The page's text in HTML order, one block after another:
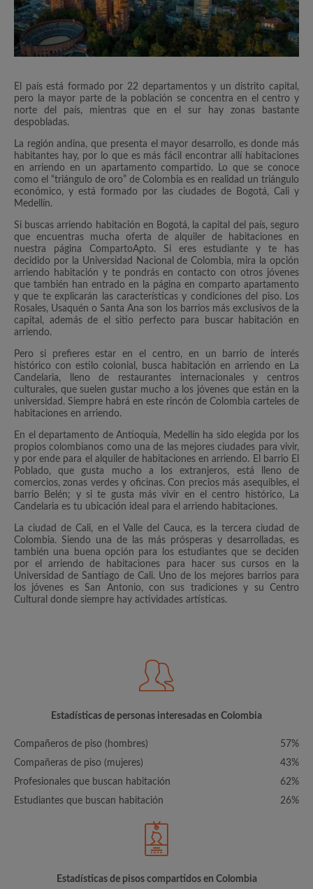
El país está formado por 22 departamentos y un distrito capital,
pero la mayor parte de la población se concentra en el centro y
norte del país, mientras que en el sur hay zonas bastante
despobladas.
La región andina, que presenta el mayor desarrollo, es donde más
habitantes hay, por lo que es más fácil encontrar allí habitaciones
en arriendo en un apartamento compartido. Lo que se conoce
como el “triángulo de oro” de Colombia es en realidad un triángulo
económico, y está formado por las ciudades de Bogotá, Cali y
Medellín.
Si buscas arriendo habitación en Bogotá, la capital del país, seguro
que encuentras mucha oferta de alquiler de habitaciones en
nuestra página CompartoApto. Si eres estudiante y te has
decidido por la Universidad Nacional de Colombia, mira la opción
arriendo habitación y te pondrás en contacto con otros jóvenes
que también han entrado en la página en comparto apartamento
y que te explicarán las características y condiciones del piso. Los
Rosales, Usaquén o Santa Ana son los barrios más exclusivos de la
capital, además de el sitio perfecto para buscar habitación en
arriendo.
Pero si prefieres estar en el centro, en un barrio de interés
histórico con estilo colonial, busca habitación en arriendo en La
Candelaria, lleno de restaurantes internacionales y centros
culturales, que suelen gustar mucho a los jóvenes que están en la
universidad. Siempre habrá en este rincón de Colombia carteles de
habitaciones en arriendo.
En el departamento de Antioquía, Medellín ha sido elegida por los
propios colombianos como una de las mejores ciudades para vivir,
y por ende para el alquiler de habitaciones en arriendo. El barrio El
Poblado, que gusta mucho a los extranjeros, está lleno de
comercios, zonas verdes y oficinas. Con precios más asequibles, el
barrio Belén; y si te gusta más vivir en el centro histórico, La
Candelaria es tu ubicación ideal para el arriendo habitaciones.
La ciudad de Cali, en el Valle del Cauca, es la tercera ciudad de
Colombia. Siendo una de las más prósperas y desarrolladas, es
también una buena opción para los estudiantes que se deciden
por el arriendo de habitaciones para hacer sus cursos en la
Universidad de Santiago de Cali. Uno de los mejores barrios para
los jóvenes es San Antonio, con sus tradiciones y su Centro
Cultural donde siempre hay actividades artísticas.
Estadísticas de personas interesadas en Colombia
Compañeros de piso (hombres)
57%
Compañeras de piso (mujeres)
43%
Profesionales que buscan habitación
62%
Estudiantes que buscan habitación
26%
Estadísticas de pisos compartidos en Colombia